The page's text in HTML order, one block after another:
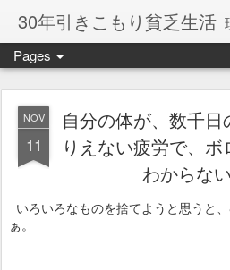
30年引きこもり貧乏生活 現在
Pages
NOV
11
自分の体が、数千
りえない疲労で、
わからな
いろいろなものを捨てようと思うと
ぁ。